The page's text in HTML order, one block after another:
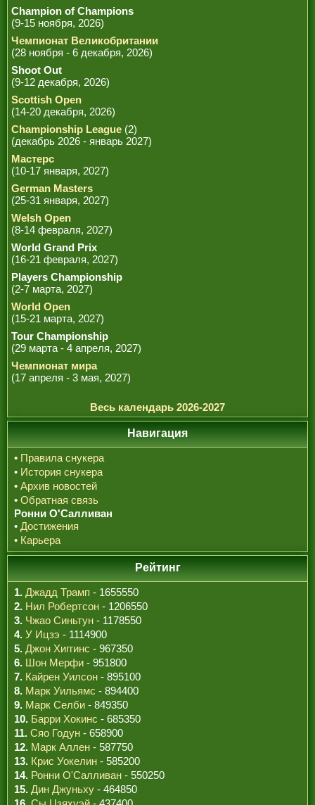
Champion of Champions
(9-15 ноября, 2026)
Чемпионат Великобритании
(28 ноября - 6 декабря, 2026)
Shoot Out
(9-12 декабря, 2026)
Scottish Open
(14-20 декабря, 2026)
Championship League (2)
(декабрь 2026 - январь 2027)
Мастерс
(10-17 января, 2027)
German Masters
(25-31 января, 2027)
Welsh Open
(8-14 февраля, 2027)
World Grand Prix
(16-21 февраля, 2027)
Players Championship
(2-7 марта, 2027)
World Open
(15-21 марта, 2027)
Tour Championship
(29 марта - 4 апреля, 2027)
Чемпионат мира
(17 апреля - 3 мая, 2027)
Весь календарь 2026-2027
Навигация
• Правила снукера
• История снукера
• Архив новостей
• Обратная связь
Ронни О'Салливан
• Достижения
• Карьера
Рейтинг
1. Джадд Трамп - 1655550
2. Нил Робертсон - 1206550
3. Чжао Синьтун - 1178550
4. У Ицзэ - 1114900
5. Джон Хиггинс - 967350
6. Шон Мерфи - 951800
7. Кайрен Уилсон - 895100
8. Марк Уильямс - 894400
9. Марк Селби - 849350
10. Барри Хокинс - 685350
11. Сяо Годун - 658900
12. Марк Аллен - 587750
13. Крис Уокелин - 585200
14. Ронни О'Салливан - 550250
15. Дин Джуньху - 464850